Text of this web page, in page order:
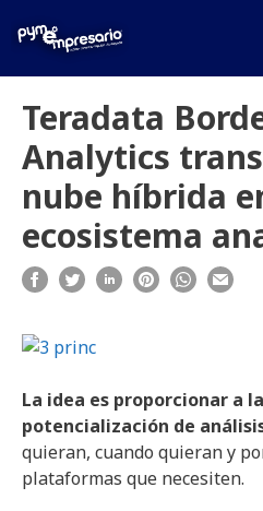
Teradata
Analytics
nube híbrida
ecosistema
La idea es proporcionar a
potencialización de
quieran, cuando quieran y
plataformas que necesiten.